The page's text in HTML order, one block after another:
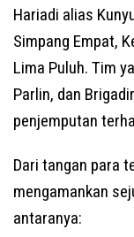
Hariadi alias
Simpang Empat,
Lima Puluh. Tim
Parlin, dan
penjemputan
Dari tangan para
mengamankan
antaranya: